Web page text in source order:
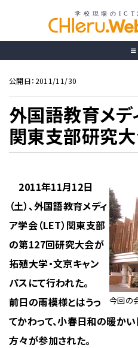
公開日：2011/11/30
外国語教育メデ
関東支部研究
今回の
2011年11月12日
（土）、外国語教育メディ
ア学会（LET）関東支部
の第127回研究大会が
拓殖大学・文京キャン
パスにて行われた。
前日の雨模様とはうっ
てかわって、小春日和の暖か
方々が参加された。